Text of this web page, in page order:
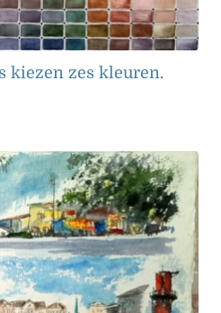
kiezen zes kleuren.